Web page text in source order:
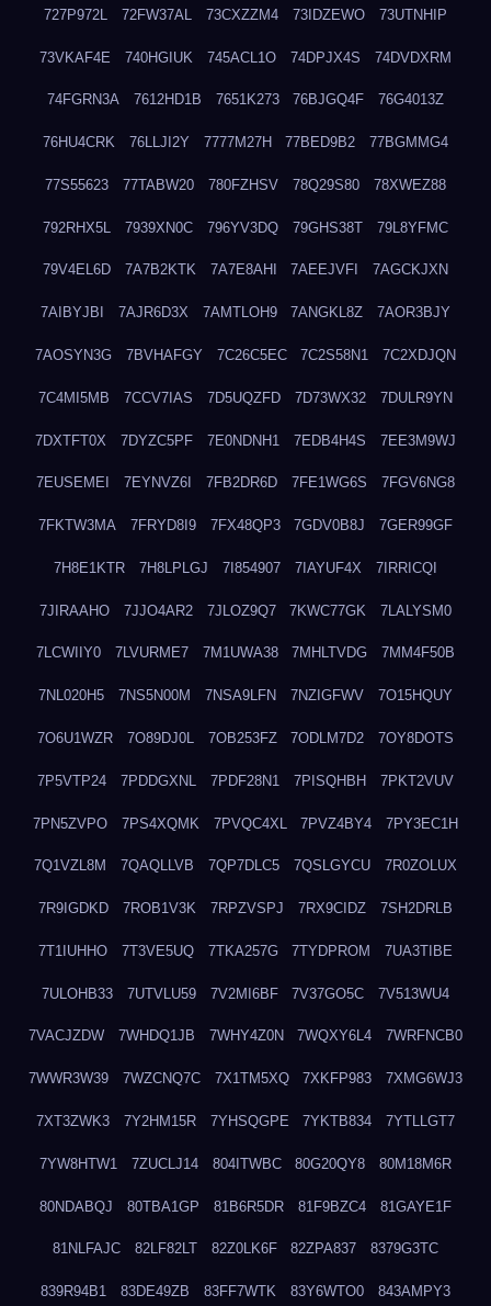
727P972L 72FW37AL 73CXZZM4 73IDZEWO 73UTNHIP
73VKAF4E 740HGIUK 745ACL1O 74DPJX4S 74DVDXRM
74FGRN3A 7612HD1B 7651K273 76BJGQ4F 76G4013Z
76HU4CRK 76LLJI2Y 7777M27H 77BED9B2 77BGMMG4
77S55623 77TABW20 780FZHSV 78Q29S80 78XWEZ88
792RHX5L 7939XN0C 796YV3DQ 79GHS38T 79L8YFMC
79V4EL6D 7A7B2KTK 7A7E8AHI 7AEEJVFI 7AGCKJXN
7AIBYJBI 7AJR6D3X 7AMTLOH9 7ANGKL8Z 7AOR3BJY
7AOSYN3G 7BVHAFGY 7C26C5EC 7C2S58N1 7C2XDJQN
7C4MI5MB 7CCV7IAS 7D5UQZFD 7D73WX32 7DULR9YN
7DXTFT0X 7DYZC5PF 7E0NDNH1 7EDB4H4S 7EE3M9WJ
7EUSEMEI 7EYNVZ6I 7FB2DR6D 7FE1WG6S 7FGV6NG8
7FKTW3MA 7FRYD8I9 7FX48QP3 7GDV0B8J 7GER99GF
7H8E1KTR 7H8LPLGJ 7I854907 7IAYUF4X 7IRRICQI
7JIRAAHO 7JJO4AR2 7JLOZ9Q7 7KWC77GK 7LALYSM0
7LCWIIY0 7LVURME7 7M1UWA38 7MHLTVDG 7MM4F50B
7NL020H5 7NS5N00M 7NSA9LFN 7NZIGFWV 7O15HQUY
7O6U1WZR 7O89DJ0L 7OB253FZ 7ODLM7D2 7OY8DOTS
7P5VTP24 7PDDGXNL 7PDF28N1 7PISQHBH 7PKT2VUV
7PN5ZVPO 7PS4XQMK 7PVQC4XL 7PVZ4BY4 7PY3EC1H
7Q1VZL8M 7QAQLLVB 7QP7DLC5 7QSLGYCU 7R0ZOLUX
7R9IGDKD 7ROB1V3K 7RPZVSPJ 7RX9CIDZ 7SH2DRLB
7T1IUHHO 7T3VE5UQ 7TKA257G 7TYDPROM 7UA3TIBE
7ULOHB33 7UTVLU59 7V2MI6BF 7V37GO5C 7V513WU4
7VACJZDW 7WHDQ1JB 7WHY4Z0N 7WQXY6L4 7WRFNCB0
7WWR3W39 7WZCNQ7C 7X1TM5XQ 7XKFP983 7XMG6WJ3
7XT3ZWK3 7Y2HM15R 7YHSQGPE 7YKTB834 7YTLLGT7
7YW8HTW1 7ZUCLJ14 804ITWBC 80G20QY8 80M18M6R
80NDABQJ 80TBA1GP 81B6R5DR 81F9BZC4 81GAYE1F
81NLFAJC 82LF82LT 82Z0LK6F 82ZPA837 8379G3TC
839R94B1 83DE49ZB 83FF7WTK 83Y6WTO0 843AMPY3